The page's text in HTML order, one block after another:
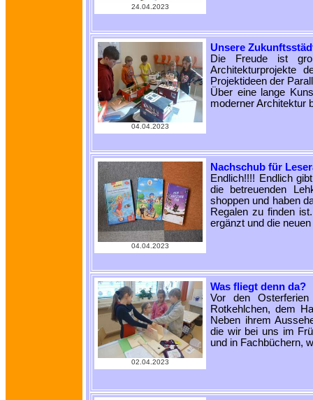
24.04.2023
04.04.2023
Unsere
Die Freude ist
Architekturprojekte
Projektideen der
Über eine lange
moderner Architektur
04.04.2023
Nachschub für
Endlich!!!! Endlich
die betreuenden
shoppen und haben
Regalen zu finden
ergänzt und die
02.04.2023
Was fliegt denn da?
Vor den
Rotkehlchen, dem
Neben ihrem
die wir bei uns im
und in Fachbüchern,